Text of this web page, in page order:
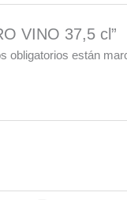
VINO 37,5 cl”
obligatorios están